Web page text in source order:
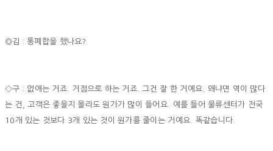
◎김 : 통폐합을 했나요?
◇구 : 없애는 거죠. 거점으로 하는 거죠. 그건 잘 한 거예요. 왜냐면 역이 많다
는 건, 고객은 좋을지 몰라도 원가가 많이 들어요. 예를 들어 물류센터가 전국
10개 있는 것보다 3개 있는 것이 원가를 줄이는 거예요. 똑같습니다.